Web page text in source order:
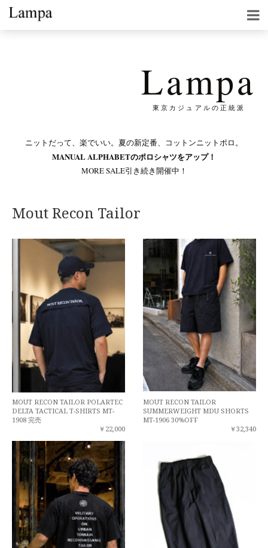
Lampa
東京カジュアルの正統派
ニットだって、楽でいい。夏の新定番、コットンニットポロ。
MANUAL ALPHABETのポロシャツをアップ！
MORE SALE引き続き開催中！
Mout Recon Tailor
MOUT RECON TAILOR POLARTEC
DELTA TACTICAL T-SHIRTS MT-
1908 完売
￥22,000
MOUT RECON TAILOR
SUMMERWEIGHT MDU SHORTS
MT-1906 30%OFF
￥32,340